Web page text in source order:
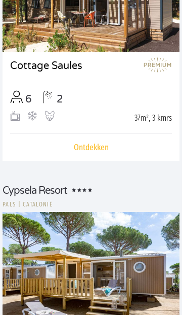
Cottage Saules
6 2
37m², 3 kmrs
Ontdekken
Cypsela Resort
PALS |CATALONIË